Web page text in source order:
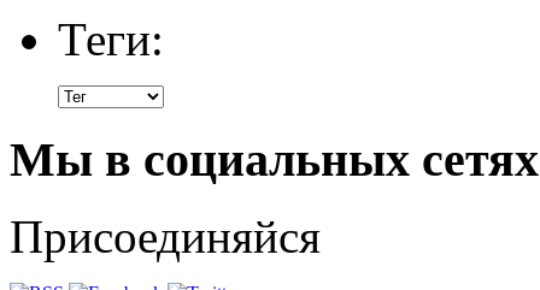
Теги:
Мы в социальных сетях
Присоединяйся